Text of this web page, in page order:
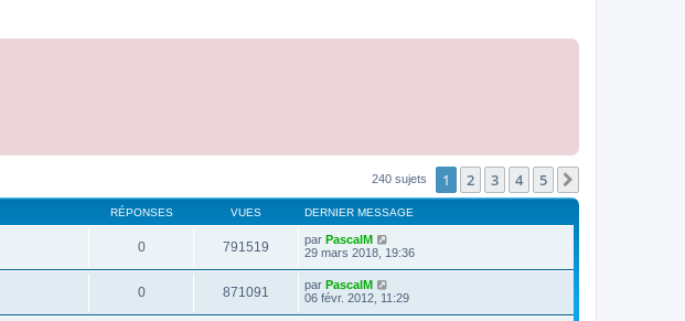
240 sujets 1 2 3 4 5
RÉPONSES VUES DERNIER MESSAGE
0 791519 par PascalM
29 mars 2018, 19:36
0 871091 par PascalM
06 févr. 2012, 11:29